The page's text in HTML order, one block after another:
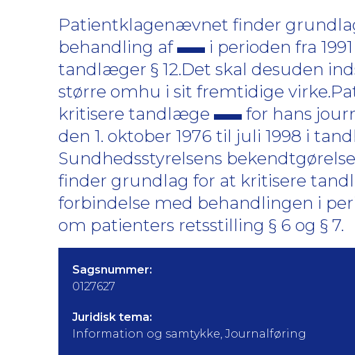
Patientklagenævnet finder
behandling af
i perioden fra
tandlæger § 12.Det skal desuden
større omhu i sit fremtidige
kritisere tandlæge
for hans
den 1. oktober 1976 til juli 1998 i
Sundhedsstyrelsens
finder grundlag for at kritisere
forbindelse med behandlingen i
om patienters retsstilling § 6 og § 7.
Sagsnummer:
0127627
Juridisk tema:
Information og samtykke, Journalføring